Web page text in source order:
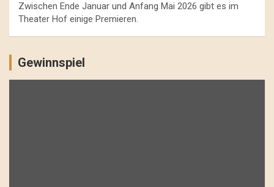
Zwischen Ende Januar und Anfang Mai 2026 gibt es im
Theater Hof einige Premieren.
Gewinnspiel